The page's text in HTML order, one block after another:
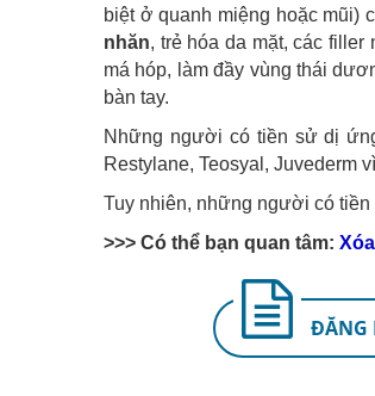
biệt ở quanh miệng hoặc mũi)
nhăn, trẻ hóa da mặt, các
má hóp, làm đầy vùng thái
bàn tay.
Những người có tiền sử dị
Restylane, Teosyal, Juvederm
Tuy nhiên, những người có
>>> Có thể bạn quan tâm:
ĐĂNG